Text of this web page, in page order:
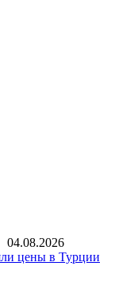
04.08.2026
цены в Турции